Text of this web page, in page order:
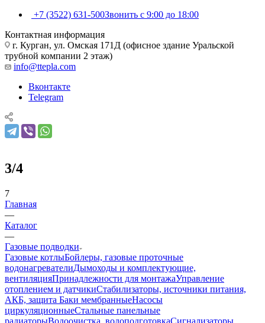
+7 (3522) 631-500Звонить с 9:00 до 18:00
Контактная информация
г. Курган, ул. Омская 171Д (офисное здание Уральской
трубной компании 2 этаж)
info@ttepla.com
Вконтакте
Telegram
3/4
7
Главная
—
Каталог
—
Газовые подводки
Газовые котлыБойлеры, газовые проточные
водонагревателиДымоходы и комплектующие,
вентиляцияПринадлежности для монтажаУправление
отоплением и датчикиСтабилизаторы, источники питания,
АКБ, защита Баки мембранныеНасосы
циркуляционныеСтальные панельные
радиаторыВодоочистка, водоподготовкаСигнализаторы